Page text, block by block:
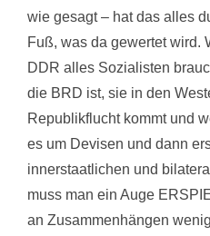
wie gesagt – hat das alles
Fuß, was da gewertet wird.
DDR alles Sozialisten
die BRD ist, sie in den
Republikflucht kommt und
es um Devisen und dann
innerstaatlichen und
muss man ein Auge
an Zusammenhängen